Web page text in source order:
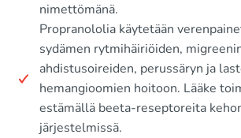
nimettömänä.
Propranololia käytetään
sydämen rytmihäiriöiden,
ahdistusoireiden, perussäryn ja
hemangioomien hoitoon. Lääke
estämällä beeta-reseptoreita
järjestelmissä.